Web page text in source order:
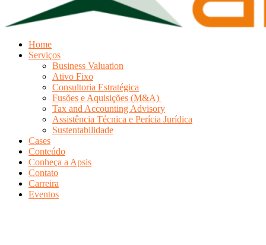
Home
Serviços
Business Valuation
Ativo Fixo
Consultoria Estratégica
Fusões e Aquisições (M&A)
Tax and Accounting Advisory
Assistência Técnica e Perícia Jurídica
Sustentabilidade
Cases
Conteúdo
Conheça a Apsis
Contato
Carreira
Eventos